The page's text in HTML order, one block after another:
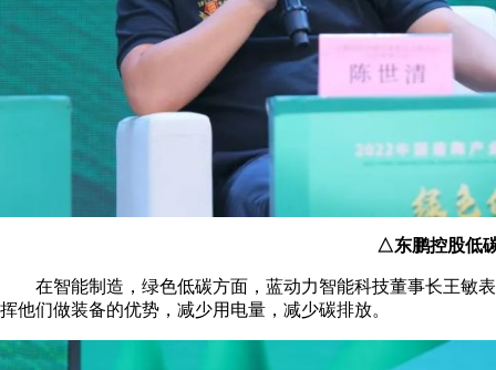
△东鹏控股低
在智能制造，绿色低碳方面，蓝动力智能科技董事长王敏表
挥他们做装备的优势，减少用电量，减少碳排放。